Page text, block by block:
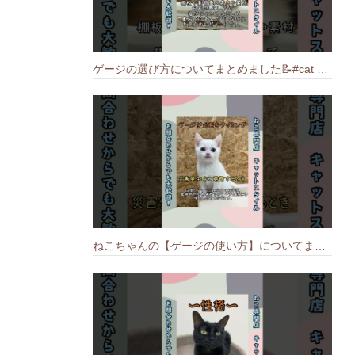
ゲージの選び方についてまとめました️📝#cat #猫のいる暮らし #ねこ #キャット #munchkin
ねこちゃんの【ゲージの使い方】についてまとめました️🐱📝